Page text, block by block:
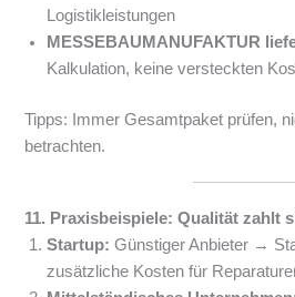
Logistikleistungen
MESSEBAUMANUFAKTUR
Kalkulation, keine versteckten
Tipps: Immer Gesamtpaket prüfen,
betrachten.
11. Praxisbeispiele: Qualität zahlt
Startup: Günstiger Anbieter →
zusätzliche Kosten für